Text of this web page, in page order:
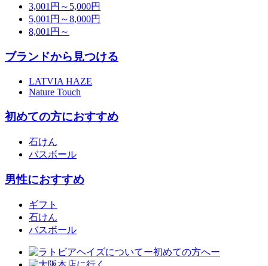
3,001円～5,000円
5,001円～8,000円
8,001円～
ブランドから見つける
LATVIA HAZE
Nature Touch
初めての方におすすめ
石けん
バスボール
男性におすすめ
ギフト
石けん
バスボール